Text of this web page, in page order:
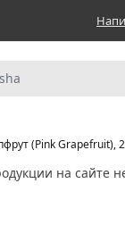
(Pink Grapefruit),
на сайте